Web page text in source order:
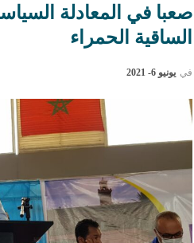
صعبا في المعادلة
الساقية الحمراء
في يونيو 6- 2021